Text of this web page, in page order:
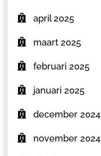
april 2025
maart 2025
februari 2025
januari 2025
december 2024
november 2024